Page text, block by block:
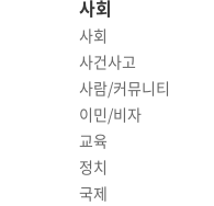
사회
사회
사건사고
사람/커뮤니티
이민/비자
교육